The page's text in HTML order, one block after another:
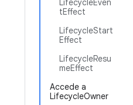
LifecycleEven
tEffect
LifecycleStart
Effect
LifecycleResu
meEffect
Accede a
LifecycleOwner